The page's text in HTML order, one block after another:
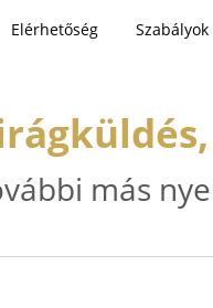
Elérhetőség Szabályok
más